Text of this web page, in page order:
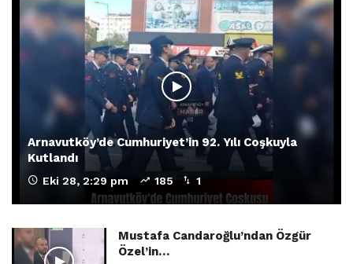
Arnavutköy’de Cumhuriyet’in 92. Yılı Coşkuyla
Kutlandı
Eki 28, 2:29 pm 185 1
Mustafa Candaroğlu’ndan Özgür
Özel’in…